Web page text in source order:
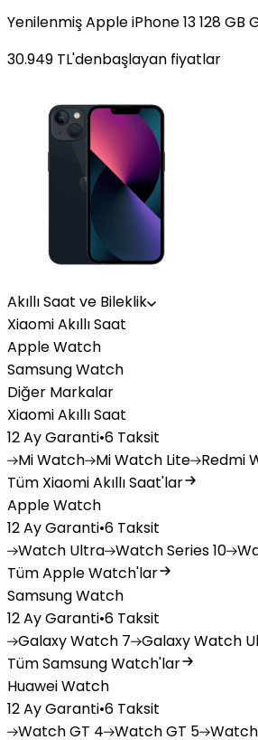
Yenilenmiş Apple iPhone 13 128 GB
30.949 TL'denbaşlayan fiyatlar
Akıllı Saat ve Bileklik
Xiaomi Akıllı Saat
Apple Watch
Samsung Watch
Diğer Markalar
Xiaomi Akıllı Saat
12 Ay Garanti•6 Taksit
MiWatch MiWatch Lite Redmi
Tüm Xiaomi Akıllı Saat'lar
Apple Watch
12 Ay Garanti•6 Taksit
Watch Ultra WatchSeries 10
Tüm Apple Watch'lar
Samsung Watch
12 Ay Garanti•6 Taksit
GalaxyWatch 7 GalaxyWatch
Tüm Samsung Watch'lar
Huawei Watch
12 Ay Garanti•6 Taksit
WatchGT 4 WatchGT 5 Watch